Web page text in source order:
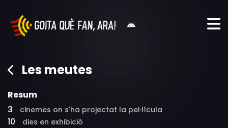
Les meutes
Resum
3
cinemes on s'ha projectat la pel·lícula
10 dies en exhibició